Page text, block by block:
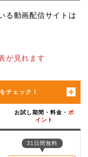
る動画配信サイトは
が見れます
チェック！
お試し期間・料金・ ポ
イント
31日間無料